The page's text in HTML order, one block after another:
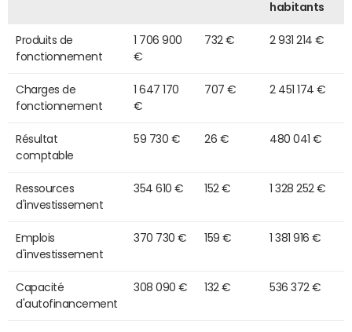
habitants
Produits de
fonctionnement
1 706 900
€
732 € 2 931 214 €
Charges de
fonctionnement
1 647 170
€
707 € 2 451 174 €
Résultat
comptable
59 730 € 26 € 480 041 €
Ressources
d'investissement
354 610 € 152 € 1 328 252 €
Emplois
d'investissement
370 730 € 159 € 1 381 916 €
Capacité
d'autofinancement
308 090 € 132 € 536 372 €